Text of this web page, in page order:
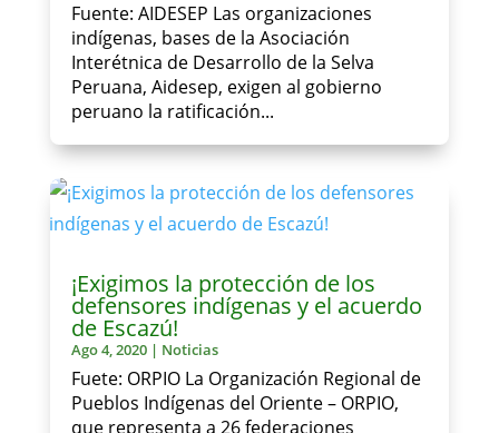
Fuente: AIDESEP Las organizaciones
indígenas, bases de la Asociación
Interétnica de Desarrollo de la Selva
Peruana, Aidesep, exigen al gobierno
peruano la ratificación...
¡Exigimos la protección de los
defensores indígenas y el acuerdo
de Escazú!
Ago 4, 2020| Noticias
Fuete: ORPIO La Organización Regional de
Pueblos Indígenas del Oriente – ORPIO,
que representa a 26 federaciones